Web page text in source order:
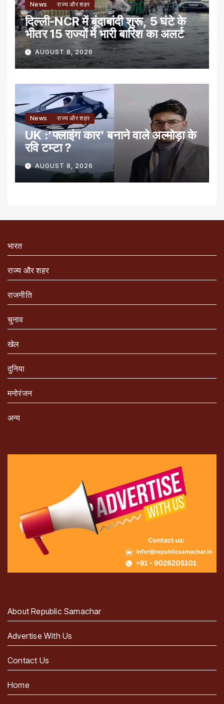
News राज्य और शहर
दिल्ली-NCR में बूंदाबांदी शुरू, 5 घंटे के
भीतर 15 राज्यों में भारी बारिश का अलर्ट
AUGUST 8, 2026
News राज्य और शहर
UK :’फ्लाइंग कार’ बनाने वाले अल्मोड़ा के
रवि टम्टा ?
AUGUST 8, 2026
भारत
राज्य और शहर
राजनीति
चुनाव
खेल
दुनिया
मनोरंजन
अन्य
About Republic Samachar
Advertise With Us
Contact Us
Home